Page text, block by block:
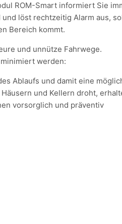
ROM-Smart informiert Sie
löst rechtzeitig Alarm aus,
Bereich kommt.
und unnütze Fahrwege.
werden:
Ablaufs und damit eine
und Kellern droht,
vorsorglich und präventiv